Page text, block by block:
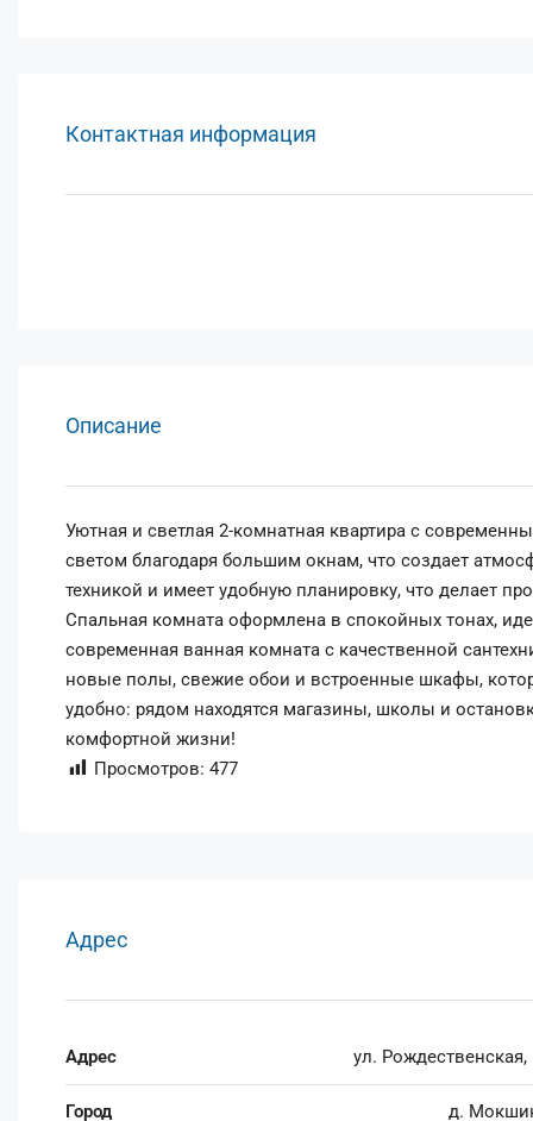
Контактная информация
Описание
Уютная и светлая 2-комнатная квартира с
светом благодаря большим окнам, что создает
техникой и имеет удобную планировку, что делает
Спальная комната оформлена в спокойных тонах,
современная ванная комната с качественной
новые полы, свежие обои и встроенные шкафы,
удобно: рядом находятся магазины, школы и
комфортной жизни!
Просмотров: 477
Адрес
Адрес ул. Рождественская,
Город д.